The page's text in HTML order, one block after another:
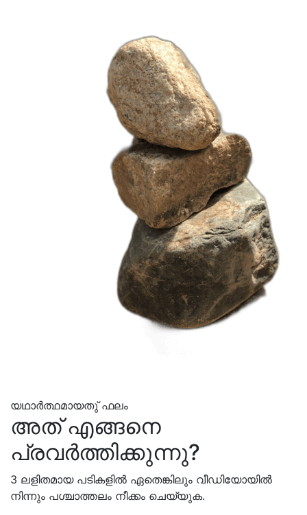
യഥാര്‍ത്ഥമായതു് ഫലം
അത്‌ എങ്ങനെ
പ്രവർത്തിക്കുന്നു?
3 ലളിതമായ പടികളില്‍ ഏതെങ്കിലും വീഡിയോയില്‍
നിന്നും പശ്ചാത്തലം നീക്കം ചെയ്യുക.